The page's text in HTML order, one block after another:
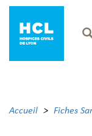
Aller
contenu
principal
Accueil Fiches